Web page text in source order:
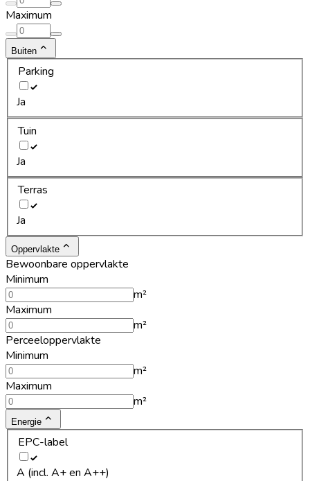
Maximum
Buiten
Parking
Ja
Tuin
Ja
Terras
Ja
Oppervlakte
Bewoonbare oppervlakte
Minimum
m²
Maximum
m²
Perceeloppervlakte
Minimum
m²
Maximum
m²
Energie
EPC-label
A (incl. A+ en A++)